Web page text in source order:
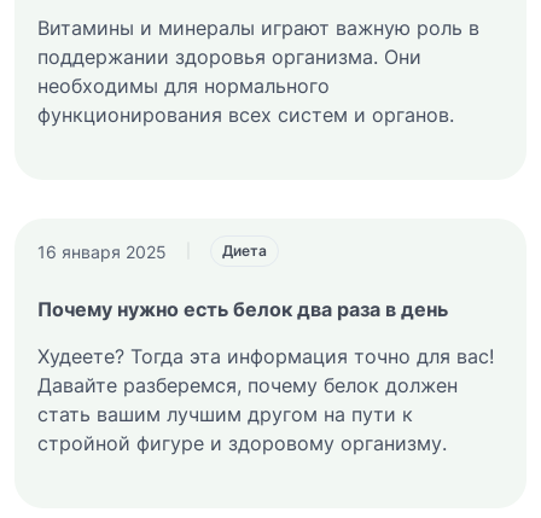
Витамины и минералы играют важную роль в
поддержании здоровья организма. Они
необходимы для нормального
функционирования всех систем и органов.
16 января 2025 Диета
Почему нужно есть белок два раза в день
Худеете? Тогда эта информация точно для вас!
Давайте разберемся, почему белок должен
стать вашим лучшим другом на пути к
стройной фигуре и здоровому организму.